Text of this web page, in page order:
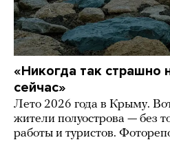
«Никогда так страшно
сейчас»
Лето 2026 года в Крыму.
жители полуострова — без
работы и туристов.